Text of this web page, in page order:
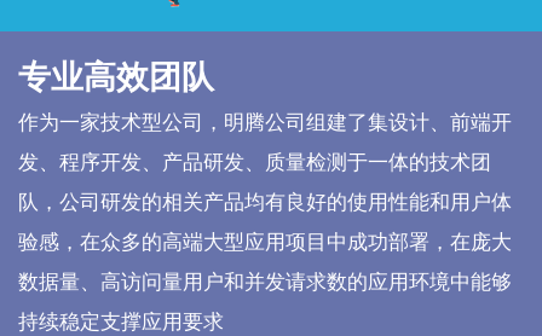
专业高效团队
作为一家技术型公司，明腾公司组建了集设计、前端开
发、程序开发、产品研发、质量检测于一体的技术团
队，公司研发的相关产品均有良好的使用性能和用户体
验感，在众多的高端大型应用项目中成功部署，在庞大
数据量、高访问量用户和并发请求数的应用环境中能够
持续稳定支撑应用要求